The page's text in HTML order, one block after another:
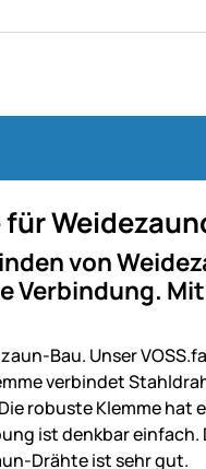
von
Verbindung.
Bau. Unser
verbindet
robuste Klemme hat
ist denkbar einfach.
Drähte ist sehr gut.